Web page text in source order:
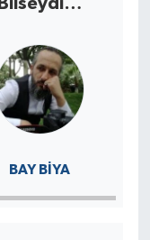
BAY BIYA